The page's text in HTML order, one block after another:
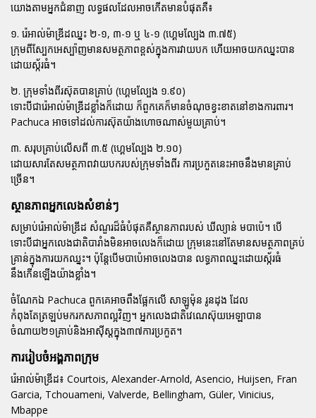
យោងតាមអ្នកជំនាញ លទ្ធផលដែលអាចកើតមានបំផុតគឺ៖
១. រ៉េអាល់ម៉ាឌ្រីដឈ្នះ ២-១, ៣-១ ឬ ៤-១ (ហ្គេមល្បែង ៣.៧៥)
ក្រុមពីស្បែកអេស្ប៉ាញមានសមត្ថភាពខ្ពស់ក្នុងការវាយបក ហើយអាចយកឈ្នះបាន
ដោយស្ក័រធំ។
២. ក្រុមទាំងពីរស៊ុតបានគ្រាប់ (ហ្គេមល្បែង ១.៩០)
ទោះបីជារ៉េអាល់ម៉ាឌ្រីដខ្លាំងក៏ដោយ ក៏ពួកគេក៏មានចំណុចខ្វះខាតនៅខាងការពារ។
Pachuca អាចទៅដល់ការស៊ុតយ៉ាងហោចណាស់មួយគ្រាប់។
៣. សរុបគ្រាប់លើសពី ៣.៥ (ហ្គេមល្បែង ២.១០)
ដោយសារតែសមត្ថភាពវាយបករបស់ក្រុមទាំងពីរ ការប្រកួតនេះអាចនឹងមានគ្រាប់
ច្រើន។
ស្ថានភាពអ្នកលេងសំខាន់ៗ
សម្រាប់រ៉េអាល់ម៉ាឌ្រីដ សំណួរដ៏ធំបំផុតគឺស្ថានភាពរបស់ ឃីល្យាន់ មបាប៉េ។ បើ
ទោះបីជាអ្នកលេងជាតិបារាំងមិនអាចលេងក៏ដោយ ក្រុមនេះនៅតែមានសមត្ថភាពគ្រប់
គ្រាន់ក្នុងការយកឈ្នះ។ ប៉ុន្តែបើមបាប៉េអាចលេងបាន លទ្ធភាពឈ្នះដោយស្ក័រធំ
នឹងកើនឡើងយ៉ាងខ្លាំង។
ចំណែកឯ Pachuca ពួកគេអាចពឹងផ្អែកលើ សាឡូម៉ុន រូនដុង ដែល
កំពុងតែត្រឡប់មករកសភាពល្អវិញ។ អ្នកលេងជាតិវេណេស៊ុយអេឡាបាន
ចំណាយ២១គ្រាប់និងអាស៊ីស្តក្នុង៣៧ការប្រកួត។
ការរៀបចំអង្គភាពក្រុម
រ៉េអាល់ម៉ាឌ្រីដ៖ Courtois, Alexander-Arnold, Asencio, Huijsen, Fran
Garcia, Tchouameni, Valverde, Bellingham, Güler, Vinicius,
Mbappe